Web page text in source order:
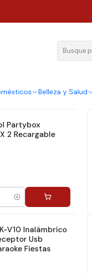
Belleza y Salud
Partybox
2 Recargable
V10 Inalámbrico
Usb
Fiestas